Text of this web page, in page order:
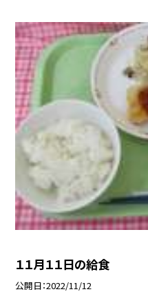
１１月１１日の給食
公開日 2022/11/12